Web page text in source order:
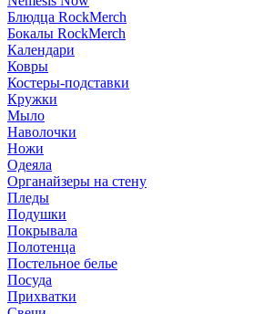
Блюдца RockMerch
Бокалы RockMerch
Календари
Ковры
Костеры-подставки
Кружки
Мыло
Наволочки
Ножи
Одеяла
Органайзеры на стену
Пледы
Подушки
Покрывала
Полотенца
Постельное белье
Посуда
Прихватки